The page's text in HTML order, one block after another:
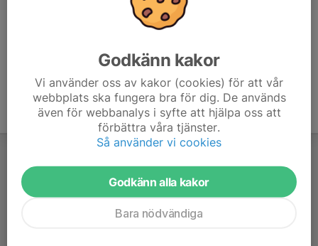
Godkänn kakor
Vi använder oss av kakor (cookies) för att vår
webbplats ska fungera bra för dig. De används
även för webbanalys i syfte att hjälpa oss att
förbättra våra tjänster.
Så använder vi cookies
Godkänn alla kakor
Bara nödvändiga